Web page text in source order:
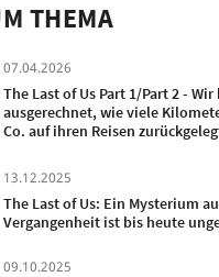
THEMA
07.04.2026
The Last of Us Part 1/Part 2 -
ausgerechnet, wie viele
Co. auf ihren Reisen
13.12.2025
The Last of Us: Ein Mysterium
Vergangenheit ist bis heute
09.10.2025